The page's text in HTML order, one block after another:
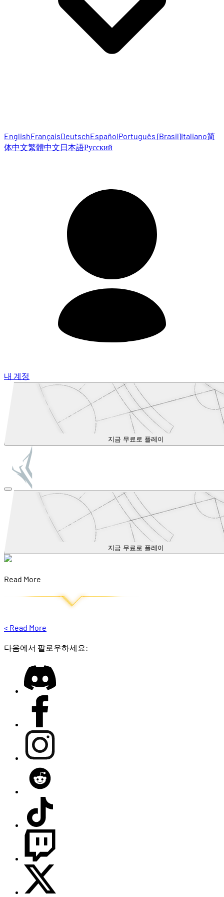
EnglishFrançaisDeutschEspañolPortuguês (Brasil)Italiano简
体中文繁體中文日本語Русский
내 계정
지금 무료로 플레이
지금 무료로 플레이
Read More
< Read More
다음에서 팔로우하세요: